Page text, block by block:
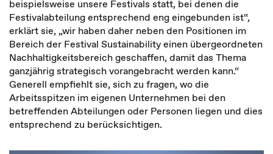
beispielsweise unsere Festivals statt, bei denen die
Festivalabteilung entsprechend eng eingebunden ist“,
erklärt sie, „wir haben daher neben den Positionen im
Bereich der Festival Sustainability einen übergeordneten
Nachhaltigkeitsbereich geschaffen, damit das Thema
ganzjährig strategisch vorangebracht werden kann.“
Generell empfiehlt sie, sich zu fragen, wo die
Arbeitsspitzen im eigenen Unternehmen bei den
betreffenden Abteilungen oder Personen liegen und dies
entsprechend zu berücksichtigen.